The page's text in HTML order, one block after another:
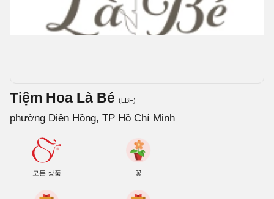
Tiệm Hoa Là Bé (LBF)
phường Diên Hồng, TP Hồ Chí Minh
모든 상품 꽃